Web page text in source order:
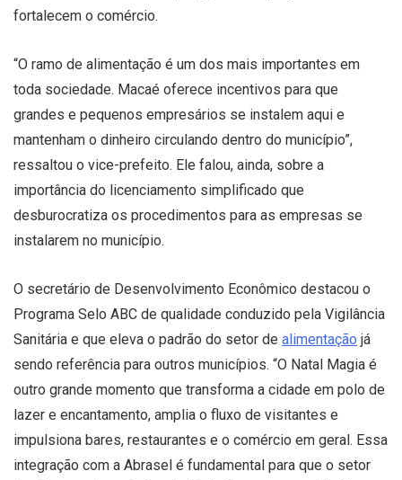
fortalecem o comércio.
“O ramo de alimentação é um dos mais importantes em
toda sociedade. Macaé oferece incentivos para que
grandes e pequenos empresários se instalem aqui e
mantenham o dinheiro circulando dentro do município”,
ressaltou o vice-prefeito. Ele falou, ainda, sobre a
importância do licenciamento simplificado que
desburocratiza os procedimentos para as empresas se
instalarem no município.
O secretário de Desenvolvimento Econômico destacou o
Programa Selo ABC de qualidade conduzido pela Vigilância
Sanitária e que eleva o padrão do setor de alimentação já
sendo referência para outros municípios. “O Natal Magia é
outro grande momento que transforma a cidade em polo de
lazer e encantamento, amplia o fluxo de visitantes e
impulsiona bares, restaurantes e o comércio em geral. Essa
integração com a Abrasel é fundamental para que o setor